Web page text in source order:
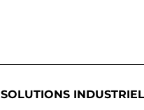
SOLUTIONS